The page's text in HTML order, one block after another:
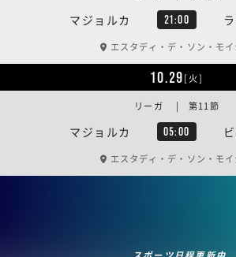
マジョルカ 21:00
エスタディ・デ・ソン・モイ
10.29[火]
マジョルカ 05:00
リーガ | 第11節
エスタディ・デ・ソン・モイ